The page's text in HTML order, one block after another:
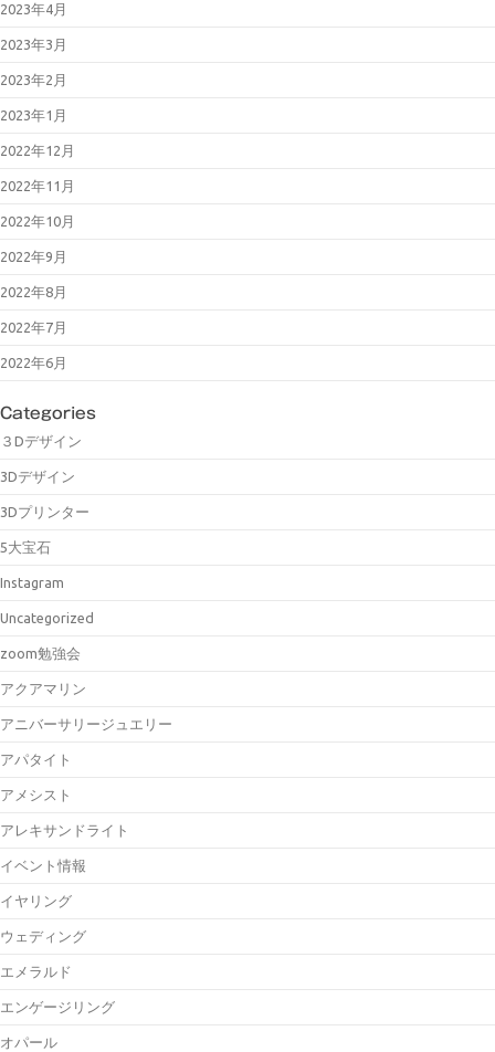
2023年4月
2023年3月
2023年2月
2023年1月
2022年12月
2022年11月
2022年10月
2022年9月
2022年8月
2022年7月
2022年6月
Categories
３Dデザイン
3Dデザイン
3Dプリンター
5大宝石
Instagram
Uncategorized
zoom勉強会
アクアマリン
アニバーサリージュエリー
アパタイト
アメシスト
アレキサンドライト
イベント情報
イヤリング
ウェディング
エメラルド
エンゲージリング
オパール